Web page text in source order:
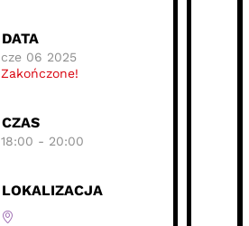
DATA
cze 06 2025
Zakończone!
CZAS
18:00 - 20:00
LOKALIZACJA